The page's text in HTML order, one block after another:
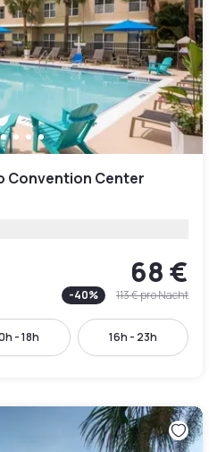
Convention Center
68 €
-40% 113 €pro Nacht
- 18h 16h - 23h